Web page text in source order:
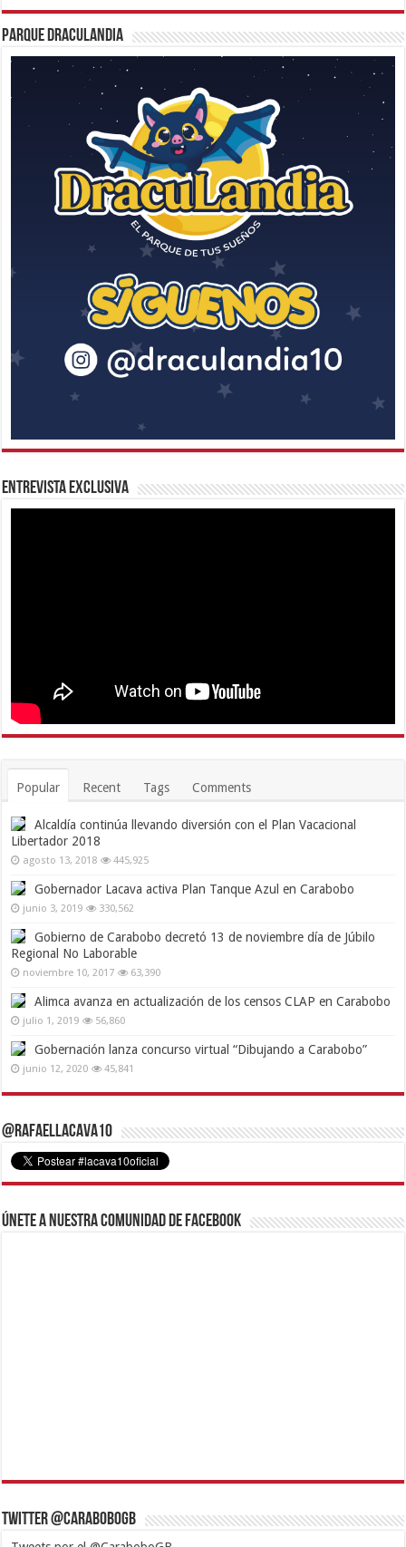
Parque Draculandia
Entrevista Exclusiva
Popular Recent Tags Comments
Alcaldía continúa llevando diversión con el Plan Vacacional
Libertador 2018
agosto 13, 2018 445,925
Gobernador Lacava activa Plan Tanque Azul en Carabobo
junio 3, 2019 330,562
Gobierno de Carabobo decretó 13 de noviembre día de Júbilo
Regional No Laborable
noviembre 10, 2017 63,390
Alimca avanza en actualización de los censos CLAP en Carabobo
julio 1, 2019 56,860
Gobernación lanza concurso virtual “Dibujando a Carabobo”
junio 12, 2020 45,841
@RafaelLacava10
Únete a nuestra comunidad de Facebook
Twitter @CaraboboGB